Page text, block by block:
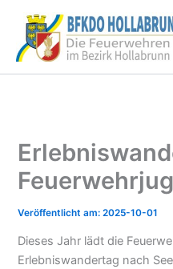
Inhalt
springen
2025-10-01
Dieses Jahr lädt die
Erlebniswandertag nach